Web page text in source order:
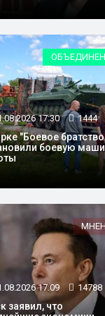
ФИНАНСЫ
17:30 1444
"Боевое
боевую
17:09 14788
заявил, что